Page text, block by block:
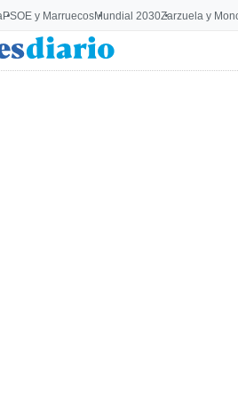
PSOE y MarruecosMundial 2030Zarzuela y